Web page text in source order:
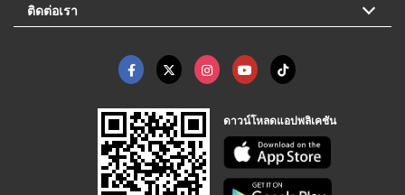
ติดต่อเรา
ดาวน์โหลดแอปพลิเคชัน